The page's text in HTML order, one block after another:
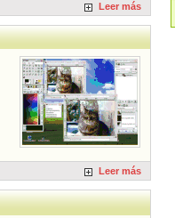
Leer más
Leer más